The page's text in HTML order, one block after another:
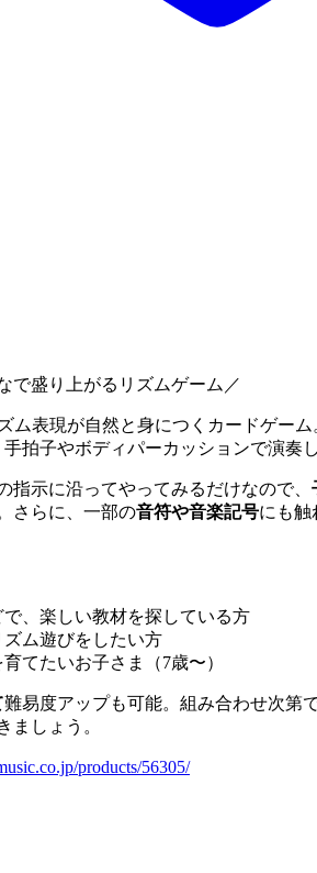
で盛り上がるリズムゲーム／
ム表現が自然と身につくカードゲーム
拍子やボディパーカッションで演奏
示に沿ってやってみるだけなので、
さらに、一部の音符や音楽記号にも触
、楽しい教材を探している方
ム遊びをしたい方
てたいお子さま（7歳〜）
難易度アップも可能。組み合わせ次第
ましょう。
products/56305/